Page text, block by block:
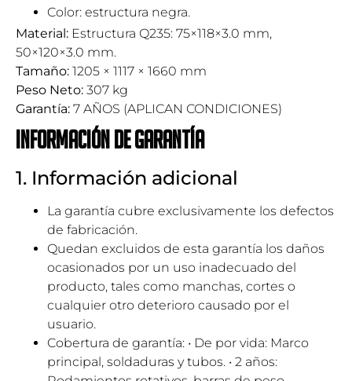
Color: estructura negra.
Material: Estructura Q235: 75×118×3.0 mm,
50×120×3.0 mm.
Tamaño: 1205 × 1117 × 1660 mm
Peso Neto: 307 kg
Garantía: 7 AÑOS (APLICAN CONDICIONES)
Información de garantía
1. Información adicional
La garantía cubre exclusivamente los defectos
de fabricación.
Quedan excluidos de esta garantía los daños
ocasionados por un uso inadecuado del
producto, tales como manchas, cortes o
cualquier otro deterioro causado por el
usuario.
Cobertura de garantía: • De por vida: Marco
principal, soldaduras y tubos. • 2 años: